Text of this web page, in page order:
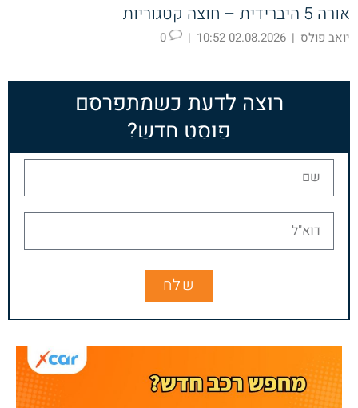
אורה 5 היברידית – חוצה קטגוריות
יואב פולס |
02.08.2026 10:52
|
רוצה לדעת כשמתפרסם
פוסט חדש?
שלח